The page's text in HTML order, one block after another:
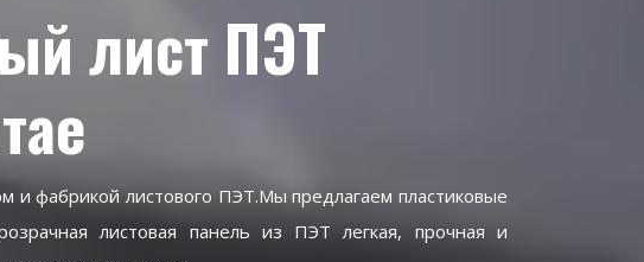
лист ПЭТ
и фабрикой листового ПЭТ.Мы предлагаем пластиковые
листовая панель из ПЭТ легкая, прочная и